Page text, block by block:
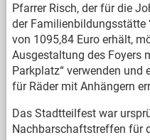
Pfarrer Risch, der für die
der Familienbildungsstätte
von 1095,84 Euro erhält,
Ausgestaltung des Foyers
Parkplatz“ verwenden
für Räder mit Anhängern
Das Stadtteilfest war
Nachbarschaftstreffen für